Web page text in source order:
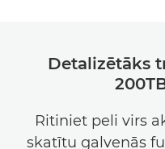
Detalizētāks
Ritiniet peli virs
skatītu galvenās